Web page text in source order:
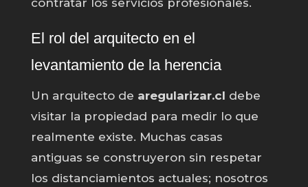
El rol del arquitecto en el
levantamiento de la herencia
Un arquitecto de aregularizar.cl debe
visitar la propiedad para medir lo que
realmente existe. Muchas casas
antiguas se construyeron sin respetar
los distanciamientos actuales; nosotros